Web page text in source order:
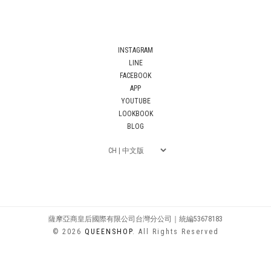
INSTAGRAM
LINE
FACEBOOK
APP
YOUTUBE
LOOKBOOK
BLOG
薩摩亞商皇后國際有限公司台灣分公司｜統編53678183
© 2026 QUEENSHOP. All Rights Reserved